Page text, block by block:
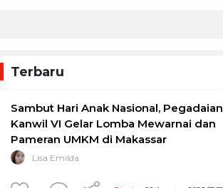
Terbaru
Sambut Hari Anak Nasional, Pegadaian
Kanwil VI Gelar Lomba Mewarnai dan
Pameran UMKM di Makassar
Lisa Emilda